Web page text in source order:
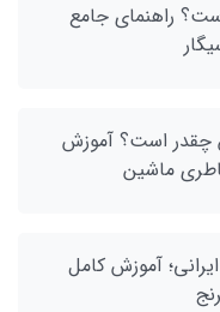
راهنمای جامع
چقدر است؟ آموزش
ماشین
آموزش کامل